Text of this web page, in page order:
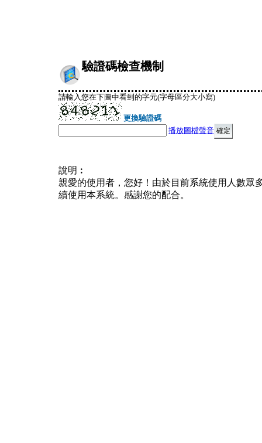
驗證碼檢查機制
請輸入您在下圖中看到的字元(字母區分大小寫)
更換驗證碼
播放圖檔聲音
說明︰
親愛的使用者，您好！由於目前系統使用人數眾
續使用本系統。感謝您的配合。